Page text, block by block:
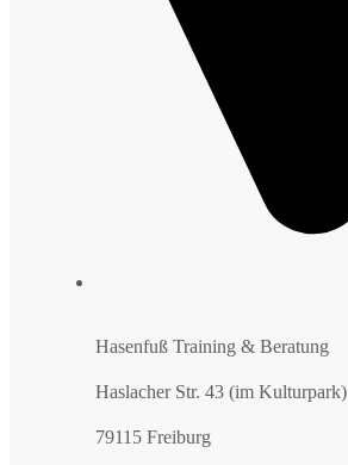
Hasenfuß Training & Beratung
Haslacher Str. 43 (im Kulturpark)
79115 Freiburg